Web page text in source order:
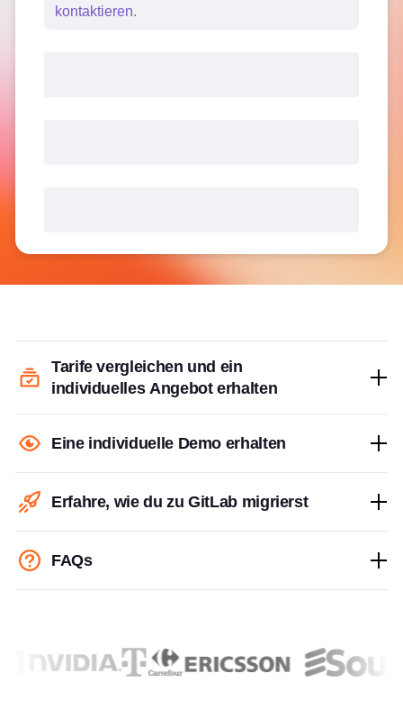
kontaktieren.
Tarife vergleichen und ein
individuelles Angebot erhalten
Eine individuelle Demo erhalten
Erfahre, wie du zu GitLab migrierst
FAQs